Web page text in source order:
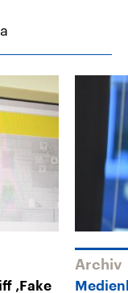
‚Fake
Archiv